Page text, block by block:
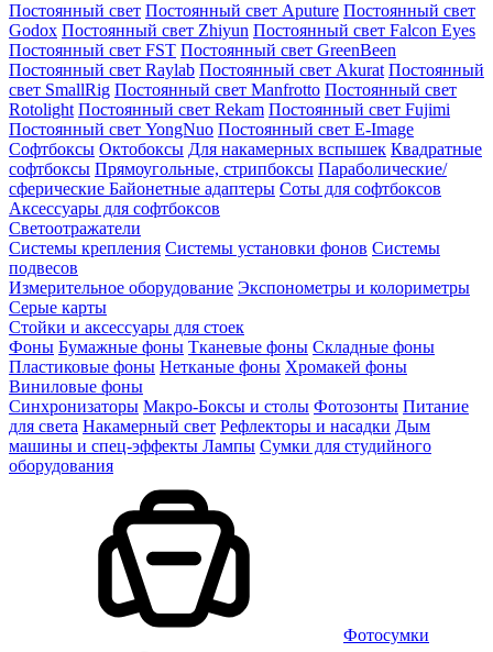
Постоянный свет Постоянный свет Aputure Постоянный свет
Godox Постоянный свет Zhiyun Постоянный свет Falcon Eyes
Постоянный свет FST Постоянный свет GreenBeen
Постоянный свет Raylab Постоянный свет Akurat Постоянный
свет SmallRig Постоянный свет Manfrotto Постоянный свет
Rotolight Постоянный свет Rekam Постоянный свет Fujimi
Постоянный свет YongNuo Постоянный свет E-Image
Софтбоксы Октобоксы Для накамерных вспышек Квадратные
софтбоксы Прямоугольные, стрипбоксы Параболические/
сферические Байонетныe адаптеры Соты для софтбоксов
Аксессуары для софтбоксов
Светоотражатели
Системы крепления Системы установки фонов Системы
подвесов
Измерительное оборудование Экспонометры и колориметры
Серые карты
Стойки и аксессуары для стоек
Фоны Бумажные фоны Тканевые фоны Складные фоны
Пластиковые фоны Нетканые фоны Хромакей фоны
Виниловые фоны
Синхронизаторы Макро-Боксы и столы Фотозонты Питание
для света Накамерный свет Рефлекторы и насадки Дым
машины и спец-эффекты Лампы Сумки для студийного
оборудования
Фотосумки